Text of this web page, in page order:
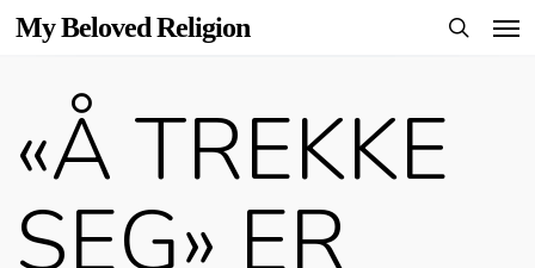
Skip
content
My Beloved Religion
«Å TREKKE
SEG» ER